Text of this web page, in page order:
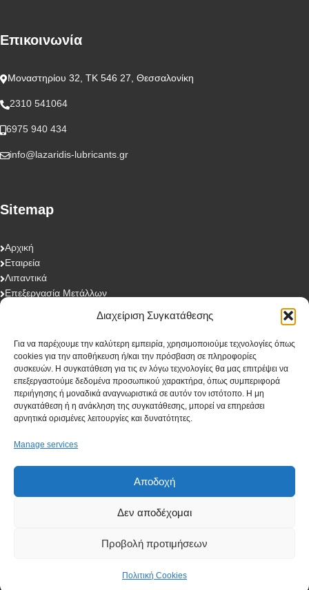
Διαχείριση Συγκατάθεσης
Για να παρέχουμε την καλύτερη εμπειρία, χρησιμοποιούμε τεχνολογίες όπως
cookies για την αποθήκευση ή/και την πρόσβαση σε πληροφορίες
συσκευών. Η συγκατάθεση για τις εν λόγω τεχνολογίες θα μας επιτρέψει να
επεξεργαστούμε δεδομένα προσωπικού χαρακτήρα, όπως συμπεριφορά
περιήγησης ή μοναδικά αναγνωριστικά σε αυτόν τον ιστότοπο. Η μη
συγκατάθεση ή η ανάκληση της συγκατάθεσης, μπορεί να επηρεάσει
αρνητικά ορισμένες λειτουργίες και δυνατότητες.
Manage services
Αποδοχή
Δεν αποδέχομαι
Προβολή προτιμήσεων
Πολιτική Cookies
Επικοινωνία
Μοναστηρίου 32, ΤΚ 546 27, Θεσσαλονίκη
2310 541064
6975 940 434
info@lazaridis-lubricants.gr
Sitemap
Αρχική
Εταιρεία
Λιπαντικά
Επεξεργασία Μετάλλων
Eγγραφή στο newsletter
First Name